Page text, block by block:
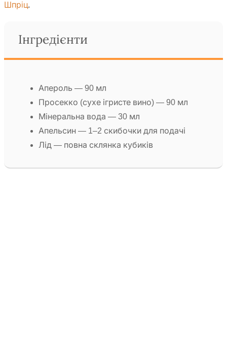
Шпріц.
Інгредієнти
Апероль — 90 мл
Просекко (сухе ігристе вино) — 90 мл
Мінеральна вода — 30 мл
Апельсин — 1–2 скибочки для подачі
Лід — повна склянка кубиків